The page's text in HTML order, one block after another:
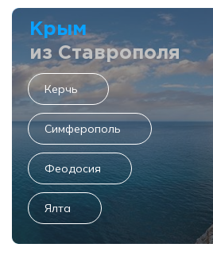
Крым
из Ставрополя
Керчь
Симферополь
Феодосия
Ялта